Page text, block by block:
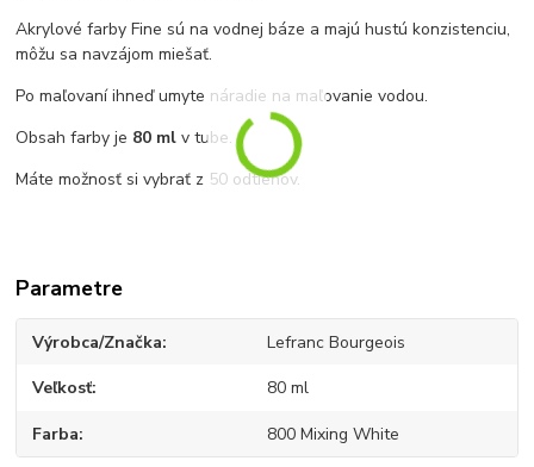
Akrylové farby Fine sú na vodnej báze a majú hustú konzistenciu,
môžu sa navzájom miešať.
Po maľovaní ihneď umyte náradie na maľovanie vodou.
Obsah farby je 80 ml v tube.
Máte možnosť si vybrať z 50 odtieňov.
Parametre
Výrobca/Značka Lefranc Bourgeois
Veľkosť 80 ml
Farba 800 Mixing White